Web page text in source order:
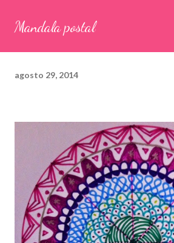
Mandala postal
agosto 29, 2014